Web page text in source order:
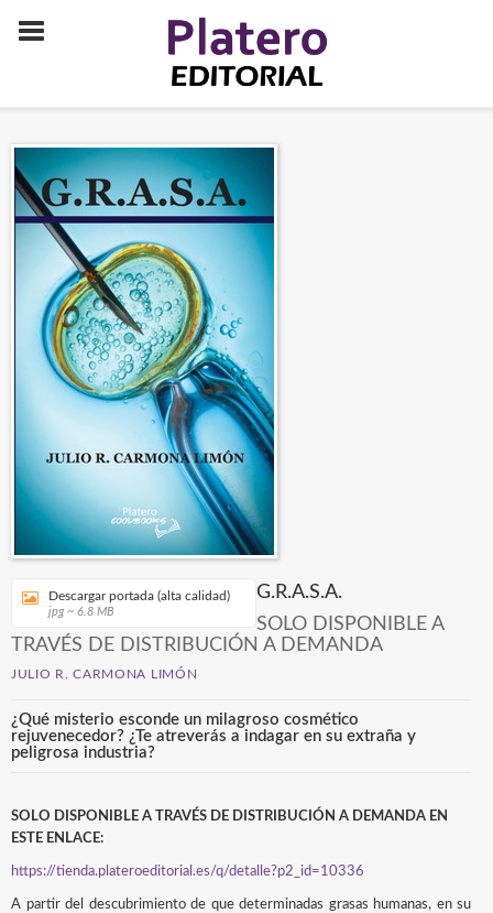
Descargar portada (alta calidad)
jpg ~ 6.8 MB
G.R.A.S.A.
SOLO DISPONIBLE A
TRAVÉS DE DISTRIBUCIÓN A DEMANDA
JULIO R. CARMONA LIMÓN
¿Qué misterio esconde un milagroso cosmético
rejuvenecedor? ¿Te atreverás a indagar en su extraña y
peligrosa industria?
SOLO DISPONIBLE A TRAVÉS DE DISTRIBUCIÓN A DEMANDA EN
ESTE ENLACE:
https://tienda.plateroeditorial.es/q/detalle?p2_id=10336
A partir del descubrimiento de que determinadas grasas humanas, en su